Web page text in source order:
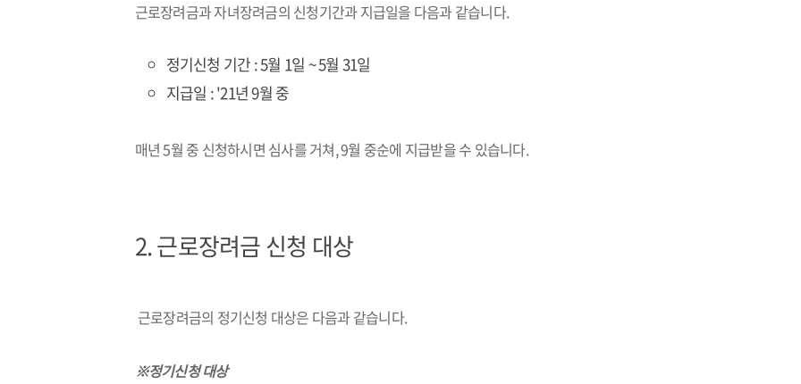
근로장려금과 자녀장려금의 신청기간과 지급일을 다음과 같습니다.
정기신청 기간 : 5월 1일 ~ 5월 31일
지급일 : '21년 9월 중
매년 5월 중 신청하시면 심사를 거쳐, 9월 중순에 지급받을 수 있습니다.
2.근로장려금 신청 대상
근로장려금의 정기신청 대상은 다음과 같습니다.
※정기신청 대상